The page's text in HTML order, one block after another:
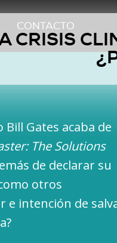
CONTACTO
CRISIS
Gates acaba de
The Solutions
de declarar su
otros
e intención de